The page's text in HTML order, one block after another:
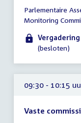
vergadering
09:00
17:00
Parlementaire
Monitoring
Vergadering
(besloten)
09:30 - 10:15
Vaste